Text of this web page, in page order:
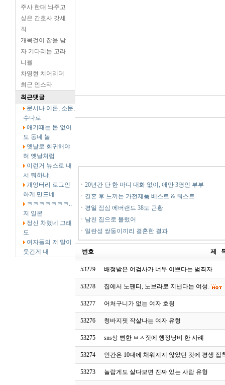
주사 한대 놔주고
싶은 간호사 갓세
희
개목걸이 잡을 남
자 기다리는 고라
니율
차영현 치어리더
최근 인스타
최근댓글
문서나 이론, 소문,
수다로
애기때는 돈 없어
도 동네 놀
옛날로 회귀해야
혀 옛날처럼
이런거 뉴스로 내
서 뭐하냐
개엉터리 로그인
하게 만드네
ㅋㅋㅋㅋㅋㅋㅋ..
저 일본
정신 차렸네 그래
도
여자들의 저 말이
웃긴게 내
ㆍ 20년간 단 한 마디 대화 없이, 애만 3명인 부부
ㆍ 결혼 후 느끼는 가전제품 베스트 & 워스트
ㆍ 평일 점심 에버랜드 38도 근황
ㆍ 남친 집으로 불렀어
ㆍ 일란성 쌍둥이끼리 결혼한 결과
번호 제
53279 배정받은 여검사가 너무 이쁘다는 범죄자
53278 집에서 노팬티, 노브라로 지낸다는 여성.
53277 어처구니가 없는 여자 호칭
53276 청바지핏 작살나는 여자 유형
53275 sns상 뻔한 ㅂㅅ짓에 행정낭비 한 사례
53274 인간은 10대에 채워지지 않았던 것에 평생 집
53273 놀랍게도 살다보면 진짜 있는 사람 유형